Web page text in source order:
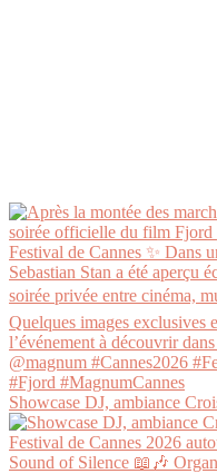
Showcase DJ, ambiance